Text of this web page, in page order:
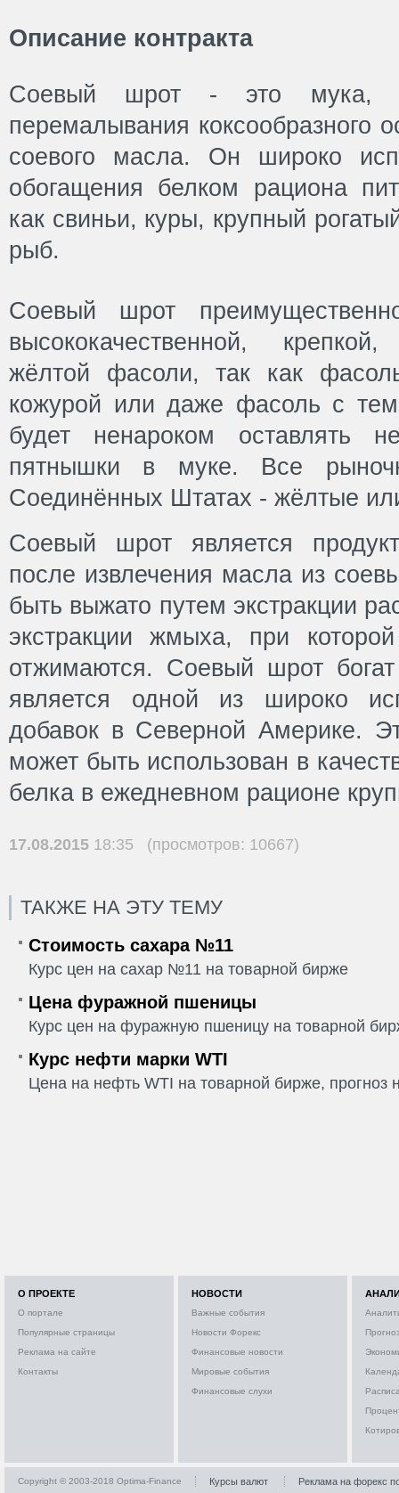
Описание контракта
Соевый шрот - это мука,
перемалывания коксообразного
соевого масла. Он широко
обогащения белком рациона
как свиньи, куры, крупный
рыб.
Соевый шрот
высококачественной,
жёлтой фасоли, так как
кожурой или даже фасоль с
будет ненароком оставлять
пятнышки в муке. Все
Соединённых Штатах - жёлтые
Соевый шрот является
после извлечения масла из
быть выжато путем экстракции
экстракции жмыха, при
отжимаются. Соевый шрот
является одной из широко
добавок в Северной Америке.
может быть использован в
белка в ежедневном рационе
17.08.2015 18:35 (просмотров: 10667)
ТАКЖЕ НА ЭТУ ТЕМУ
Стоимость сахара №11
Курс цен на сахар №11 на товарной бирже
Цена фуражной пшеницы
Курс цен на фуражную пшеницу на товарной
Курс нефти марки WTI
Цена на нефть WTI на товарной бирже, прогноз
О ПРОЕКТЕ
О портале
Популярные страницы
Реклама на сайте
Контакты
НОВОСТИ
Важные события
Новости Форекс
Финансовые новости
Мировые события
Финансовые слухи
Copyright © 2003-2018 Optima-Finance Курсы валют Реклама на форекс